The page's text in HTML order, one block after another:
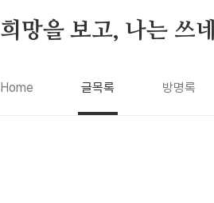
희망을 보고, 나는 쓰네
Home 글목록 방명록